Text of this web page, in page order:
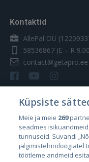
Kontaktid
AllePal OÜ
58536867 (E – R
contact@getapro.ee
Riigid
Eesti
Läti
Küpsiste
Meie ja meie 269
seadmes
tunnuseid. Suvandi
jälgimistehnoloogiatel
töötleme andmeid